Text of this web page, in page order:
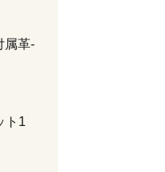
属革-
ト1